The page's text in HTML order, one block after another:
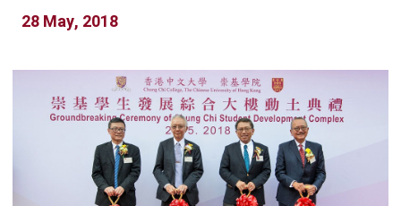
28 May, 2018